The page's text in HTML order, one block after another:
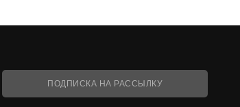
ПОДПИСКА НА РАССЫЛКУ